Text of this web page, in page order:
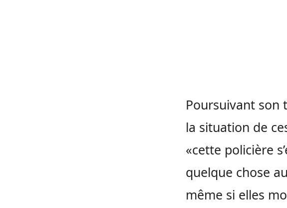
Poursuivant son
la situation de
«cette policière
quelque chose
même si elles